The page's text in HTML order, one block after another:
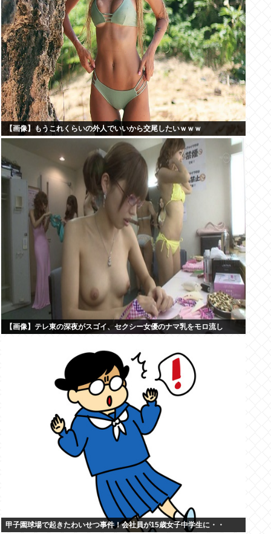
【画像】もうこれくらいの外人でいいから交尾したいｗｗｗ
【画像】テレ東の深夜がスゴイ、セクシー女優のナマ乳をモロ流し
甲子園球場で起きたわいせつ事件！会社員が15歳女子中学生に・・